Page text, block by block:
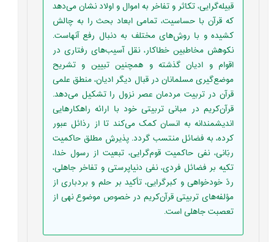
قبیله‌گرایی، تکاثر و تفاخر به اموال و اولاد نشان می‌دهد
که قرآن با حساسیت، تمامی ابعاد بحث را به چالش
کشیده و با روش‌های مختلف به دنبال رفع آنهاست.
نکوهش مخاطبین خطاکار، نقل آسیب‌های رفتاری در
اقوام و ادیان گذشته و همچنین تبیین و تشریح
موضع‌گیری مسلمانان در قبال دیگر ادیان، منطق علمی
قرآن در تربیت مردمان عصر نزول را تشکیل می‌دهد.
قرآن‌کریم در مبانی تربیتی خود با ارائه راهکارهایی
اندیشمندانه به انسان کمک می‌کند تا از رذائل عبور
کرده، به فضائل منتسب گردد. پذیرش مطلق حاکمیت
ربّانی، نفی حاکمیت قوم‌گرایی، تبعیت از رسول خدا،
تکیه بر فضائل فردی، نفی دنیاپرستی و تفاخر جاهلی،
ردّ خودخواهی و کبرگرایی، تأکید بر حلم و بردباری از
مؤلفه‌های تربیتی قرآن‌کریم در خصوص موضوع نهی از
تعصبت جاهلی است.